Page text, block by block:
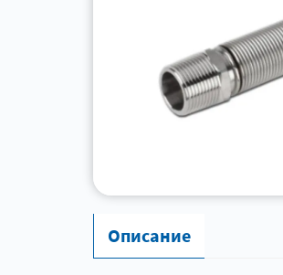
Описание